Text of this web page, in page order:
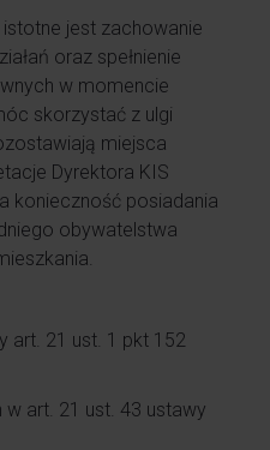
jest zachowanie
oraz spełnienie
w momencie
skorzystać z ulgi
miejsca
Dyrektora KIS
konieczność posiadania
obywatelstwa
art. 21 ust. 1 pkt 152
art. 21 ust. 43 ustawy